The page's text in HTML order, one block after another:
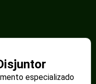
especializado